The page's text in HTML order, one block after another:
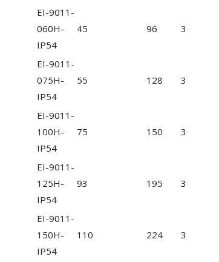
EI-9011-
060H-
IP54
45 96 3
EI-9011-
075H-
IP54
55 128 3
EI-9011-
100H-
IP54
75 150 3
EI-9011-
125H-
IP54
93 195 3
EI-9011-
150H-
IP54
110 224 3